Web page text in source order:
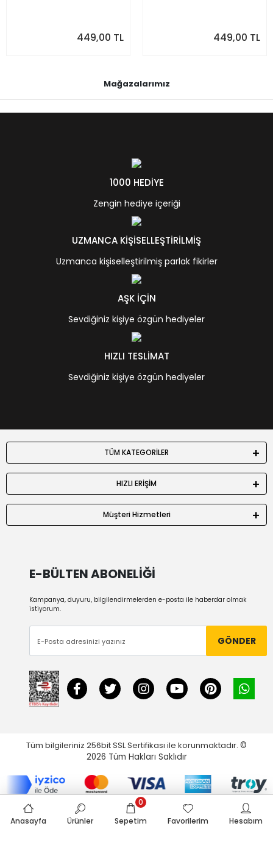
449,00 TL 449,00 TL
Mağazalarımız
1000 HEDİYE
Zengin hediye içeriği
UZMANCA KİŞİSELLEŞTİRİLMİŞ
Uzmanca kişiselleştirilmiş parlak fikirler
AŞK İÇİN
Sevdiğiniz kişiye özgün hediyeler
HIZLI TESLİMAT
Sevdiğiniz kişiye özgün hediyeler
TÜM KATEGORİLER
HIZLI ERİŞİM
Müşteri Hizmetleri
E-BÜLTEN ABONELİĞİ
Kampanya, duyuru, bilgilendirmelerden e-posta ile haberdar olmak
istiyorum.
GÖNDER
Tüm bilgileriniz 256bit SSL Sertifikası ile korunmaktadır. ©
2026 Tüm Hakları Saklıdır
Anasayfa Ürünler Sepetim
0
Favorilerim
Hesabım